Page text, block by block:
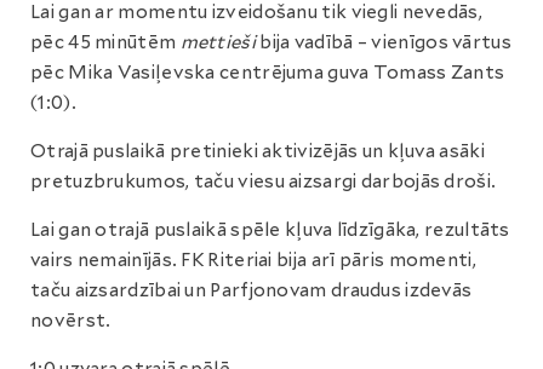
Lai gan ar momentu izveidošanu tik viegli nevedās,
pēc 45 minūtēm mettiešibija vadībā – vienīgos vārtus
pēc Mika Vasiļevska centrējuma guva Tomass Zants
(1:0).
Otrajā puslaikā pretinieki aktivizējās un kļuva asāki
pretuzbrukumos, taču viesu aizsargi darbojās droši.
Lai gan otrajā puslaikā spēle kļuva līdzīgāka, rezultāts
vairs nemainījās. FK Riteriai bija arī pāris momenti,
taču aizsardzībai un Parfjonovam draudus izdevās
novērst.